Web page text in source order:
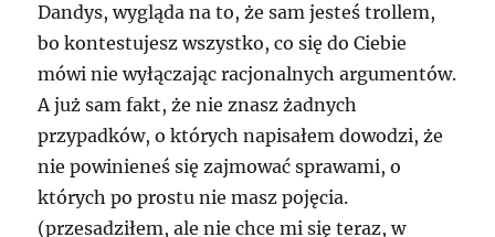
Dandys, wygląda na to, że sam jesteś trollem,
bo kontestujesz wszystko, co się do Ciebie
mówi nie wyłączając racjonalnych argumentów.
A już sam fakt, że nie znasz żadnych
przypadków, o których napisałem dowodzi, że
nie powinieneś się zajmować sprawami, o
których po prostu nie masz pojęcia.
(przesadziłem, ale nie chce mi się teraz, w